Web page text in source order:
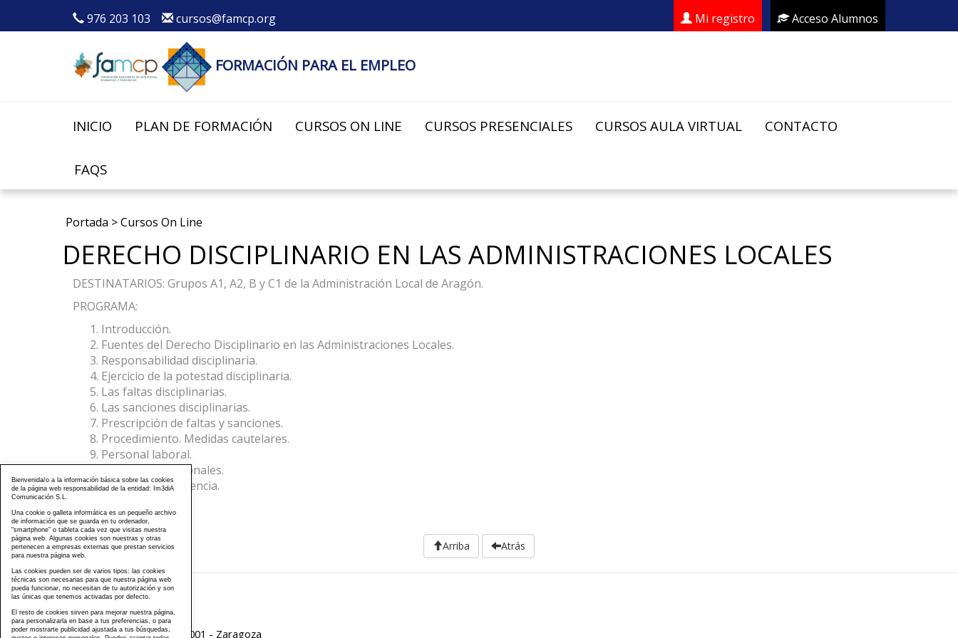
976 203 103 cursos@famcp.org Acceso Alumnos
Mi registro
FORMACIÓN PARA EL EMPLEO
INICIO PLAN DE FORMACIÓN CURSOS ON LINE CURSOS PRESENCIALES CURSOS AULA VIRTUAL CONTACTO
FAQS
Portada >Cursos On Line
DERECHO DISCIPLINARIO EN LAS ADMINISTRACIONES LOCALES
DESTINATARIOS: Grupos A1, A2, B y C1 de la Administración Local de Aragón.
PROGRAMA:
Introducción.
Fuentes del Derecho Disciplinario en las Administraciones Locales.
Responsabilidad disciplinaria.
Ejercicio de la potestad disciplinaria.
Las faltas disciplinarias.
Las sanciones disciplinarias.
Prescripción de faltas y sanciones.
Procedimiento. Medidas cautelares.
Personal laboral.
Habilitados nacionales.
Anexo. Jurisprudencia.
Arriba Atrás
976 203 103
Calle Mayor, 40, CP 50001 - Zaragoza
Bienvenida/o a la información básica sobre las cookies
de la página web responsabilidad de la entidad: Im3diA
Comunicación S.L.
Una cookie o galleta informática es un pequeño archivo
de información que se guarda en tu ordenador,
“smartphone” o tableta cada vez que visitas nuestra
página web. Algunas cookies son nuestras y otras
pertenecen a empresas externas que prestan servicios
para nuestra página web.
Las cookies pueden ser de varios tipos: las cookies
técnicas son necesarias para que nuestra página web
pueda funcionar, no necesitan de tu autorización y son
las únicas que tenemos activadas por defecto.
El resto de cookies sirven para mejorar nuestra página,
para personalizarla en base a tus preferencias, o para
poder mostrarte publicidad ajustada a tus búsquedas,